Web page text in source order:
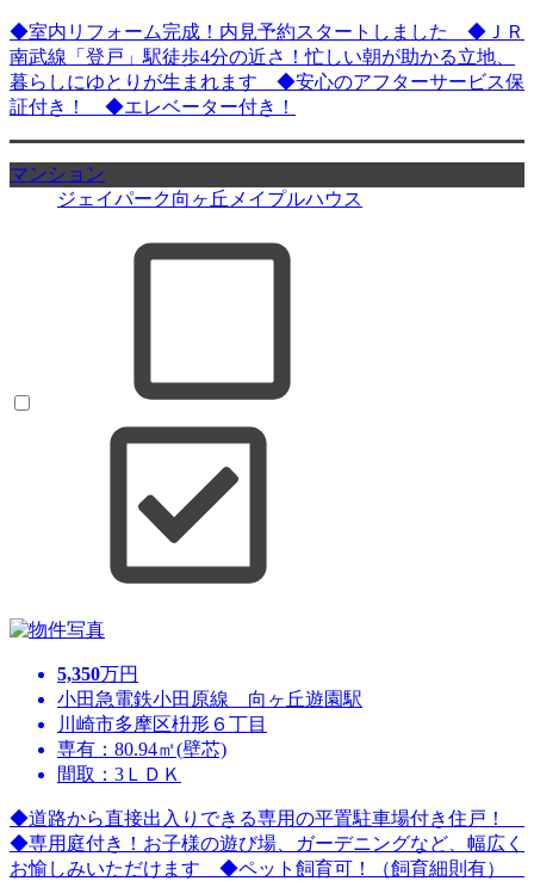
◆室内リフォーム完成！内見予約スタートしました ◆ＪＲ
南武線「登戸」駅徒歩4分の近さ！忙しい朝が助かる立地、
暮らしにゆとりが生まれます ◆安心のアフターサービス保
証付き！ ◆エレベーター付き！
マンション
ジェイパーク向ヶ丘メイプルハウス
5,350万円
小田急電鉄小田原線 向ヶ丘遊園駅
川崎市多摩区枡形６丁目
専有：80.94㎡(壁芯)
間取：3ＬＤＫ
◆道路から直接出入りできる専用の平置駐車場付き住戸！
◆専用庭付き！お子様の遊び場、ガーデニングなど、幅広く
お愉しみいただけます ◆ペット飼育可！（飼育細則有）